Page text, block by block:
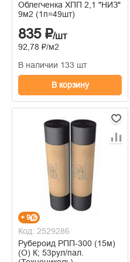
Облегченка ХПП 2,1 "НИЗ"
9м2 (1п=49шт)
835 ₽/шт
92,78 ₽/м2
В наличии 133 шт
В корзину
+ 9
Код: 2529286
Рубероид РПП-300 (15м)
(О) К; 53рул/пал.